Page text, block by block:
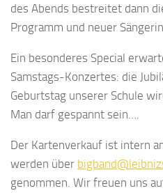
des Abends bestreitet dann
Programm und neuer Sängerin.
Ein besonderes Special
Samstags-Konzertes: die
Geburtstag unserer Schule
Man darf gespannt sein….
Der Kartenverkauf ist intern
werden über
genommen. Wir freuen uns